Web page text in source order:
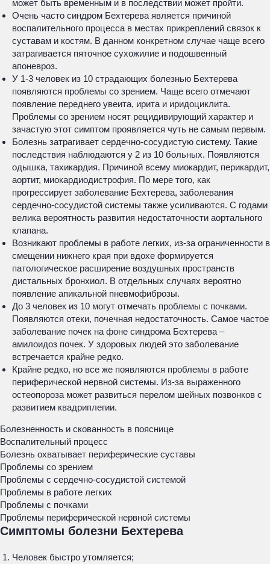
может быть временным и в последствии может пройти.
Очень часто синдром Бехтерева является причиной
воспалительного процесса в местах прикреплений связок к
суставам и костям. В данном конкретном случае чаще всего
затрагивается пяточное сухожилие и подошвенный
апоневроз.
У 1-3 человек из 10 страдающих болезнью Бехтерева
появляются проблемы со зрением. Чаще всего отмечают
появление переднего увеита, ирита и иридоциклита.
Проблемы со зрением носят рецидивирующий характер и
зачастую этот симптом проявляется чуть не самым первым.
Болезнь затрагивает сердечно-сосудистую систему. Такие
последствия наблюдаются у 2 из 10 больных. Появляются
одышка, тахикардия. Причиной всему миокардит, перикардит,
аортит, миокардиодистрофия. По мере того, как
прогрессирует заболевание Бехтерева, заболевания
сердечно-сосудистой системы также усиливаются. С годами
велика вероятность развития недостаточности аортального
клапана.
Возникают проблемы в работе легких, из-за ограниченности в
смещении нижнего края при вдохе формируется
патологическое расширение воздушных пространств
дистальных бронхиол. В отдельных случаях вероятно
появление апикальной пневмофиброзы.
До 3 человек из 10 могут отмечать проблемы с почками.
Появляются отеки, почечная недостаточность. Самое частое
заболевание почек на фоне синдрома Бехтерева –
амилоидоз почек. У здоровых людей это заболевание
встречается крайне редко.
Крайне редко, но все же появляются проблемы в работе
периферической нервной системы. Из-за выраженного
остеопороза может развиться перелом шейных позвонков с
развитием квадриплегии.
Болезненность и скованность в пояснице
Воспалительный процесс
Болезнь охватывает периферические суставы
Проблемы со зрением
Проблемы с сердечно-сосудистой системой
Проблемы в работе легких
Проблемы с почками
Проблемы периферической нервной системы
Симптомы болезни Бехтерева
Человек быстро утомляется;